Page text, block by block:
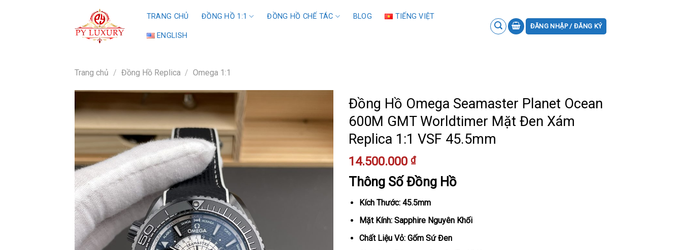
TRANG CHỦ ĐỒNG HỒ 1:1 ĐỒNG HỒ CHẾ TÁC BLOG TIẾNG VIỆT
ENGLISH
ĐĂNG NHẬP / ĐĂNG KÝ
Trang chủ / Đồng Hồ Replica / Omega 1:1
Đồng Hồ Omega Seamaster Planet Ocean
600M GMT Worldtimer Mặt Đen Xám
Replica 1:1 VSF 45.5mm
14.500.000 ₫
Thông Số Đồng Hồ
Kích Thước: 45.5mm
Mặt Kính: Sapphire Nguyên Khối
Chất Liệu Vỏ: Gốm Sứ Đen